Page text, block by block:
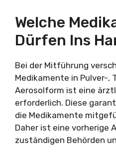
Welche
Dürfen Ins
Bei der Mitführung
Medikamente in Pulver-,
Aerosolform ist eine
erforderlich. Diese
die Medikamente
Daher ist eine vorherige
zuständigen Behörden